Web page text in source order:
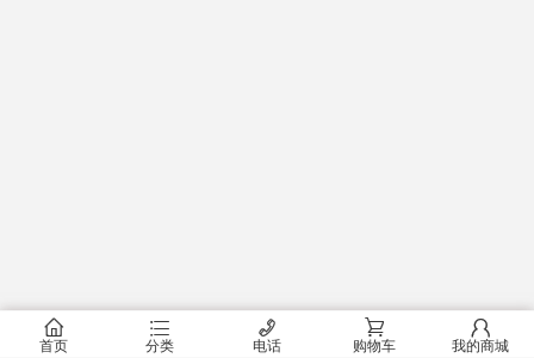
󰂠
首页
󰂦
分类
󰄫
电话
󰂟
购物车
󰂢
我的商城